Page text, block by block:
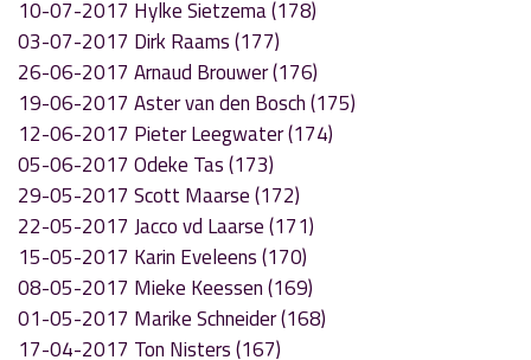
10-07-2017 Hylke Sietzema (178)
03-07-2017 Dirk Raams (177)
26-06-2017 Arnaud Brouwer (176)
19-06-2017 Aster van den Bosch (175)
12-06-2017 Pieter Leegwater (174)
05-06-2017 Odeke Tas (173)
29-05-2017 Scott Maarse (172)
22-05-2017 Jacco vd Laarse (171)
15-05-2017 Karin Eveleens (170)
08-05-2017 Mieke Keessen (169)
01-05-2017 Marike Schneider (168)
17-04-2017 Ton Nisters (167)